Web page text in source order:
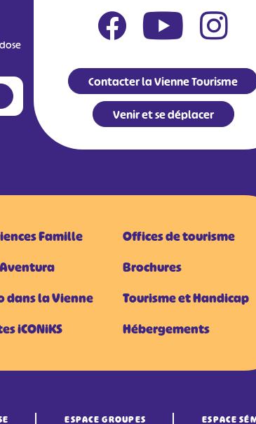
Contacter la Vienne Tourisme
Venir et se déplacer
Famille
dans la Vienne
iCONiKS
Offices de tourisme
Brochures
Tourisme et Handicap
Hébergements
ESPACE GROUPES ESPACE